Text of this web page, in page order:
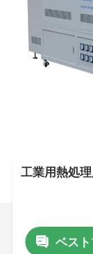
工業用熱処
ベス